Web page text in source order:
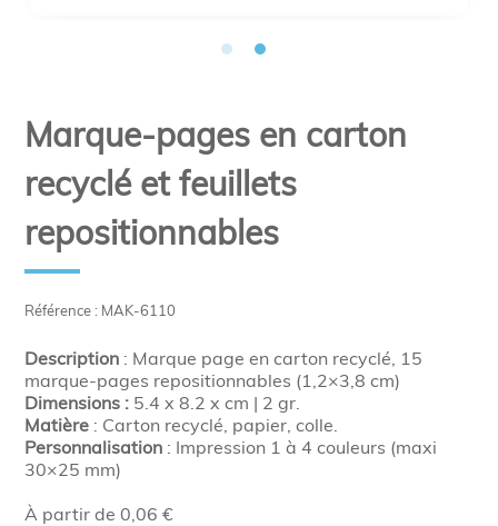
Référence : MAK-6110
À partir de 0,06 €
Marque-pages en carton
recyclé et feuillets
repositionnables
Description : Marque page en carton recyclé, 15
marque-pages repositionnables (1,2×3,8 cm)
Dimensions : 5.4 x 8.2 x cm | 2 gr.
Matière : Carton recyclé, papier, colle.
Personnalisation : Impression 1 à 4 couleurs (maxi
30×25 mm)